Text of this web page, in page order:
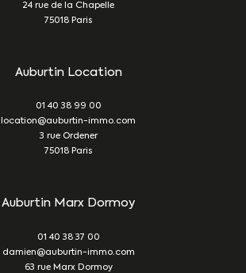
24 rue de la Chapelle
75018
Paris
Auburtin Location
01 40 38 99 00
location@auburtin-immo.com
3 rue Ordener
75018
Paris
Auburtin Marx Dormoy
01 40 38 37 00
damien@auburtin-immo.com
63 rue Marx Dormoy